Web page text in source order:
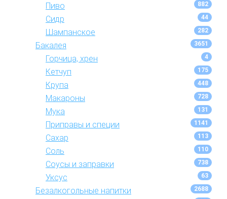
Пиво 882
Сидр 44
Шампанское 282
Бакалея 3651
Горчица, хрен 4
Кетчуп 175
Крупа 448
Макароны 728
Мука 131
Приправы и специи 1141
Сахар 113
Соль 110
Соусы и заправки 738
Уксус 63
Безалкогольные напитки 2688